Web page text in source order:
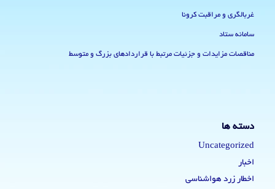
غربالگری و مراقبت کرونا
سامانه ستاد
مناقصات مزایدات و جزئیات مرتبط با قراردادهای بزرگ و متوسط
دسته ها
Uncategorized
اخبار
اخطار زرد هواشناسی